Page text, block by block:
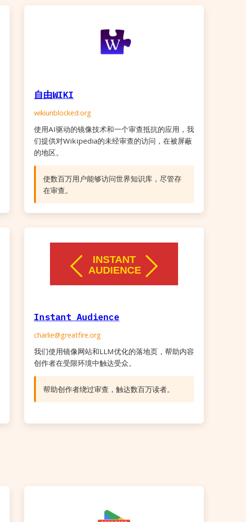
自由WIKI
wikiunblocked.org
使用AI驱动的镜像技术和一个审查抵抗的应用，我
们提供对Wikipedia的未经审查的访问，在被屏蔽
的地区。
使数百万用户能够访问世界知识库，尽管存
在审查。
Instant Audience
charlie@greatfire.org
我们使用镜像网站和LLM优化的落地页，帮助内容
创作者在受限环境中触达受众。
帮助创作者绕过审查，触达数百万读者。